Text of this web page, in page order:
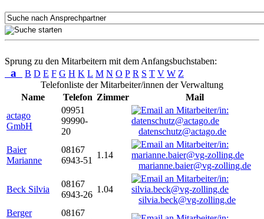
Sprung zu den Mitarbeitern mit dem Anfangsbuchstaben:
a B D E F G H K L M N O P R S T V W Z
Telefonliste der Mitarbeiter/innen der Verwaltung
Name
Telefon Zimmer
Mail
actago
GmbH
09951
99990-
20
datenschutz@actago.de
Baier
Marianne
08167
6943-51
1.14
marianne.baier@vg-zolling.de
Beck Silvia
08167
6943-26
1.04
silvia.beck@vg-zolling.de
Berger
08167